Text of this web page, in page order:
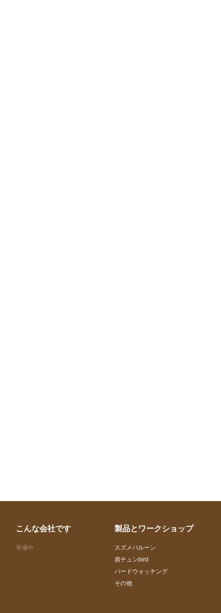
こんな会社です
準備中
製品とワークショップ
スズメバルーン
肩チュンbird
バードウォッチング
その他